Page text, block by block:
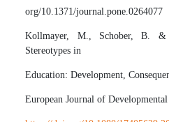
org/10.1371/journal.pone.0264077
Kollmayer, M., Schober, B.
Stereotypes in
Education: Development,
European Journal of